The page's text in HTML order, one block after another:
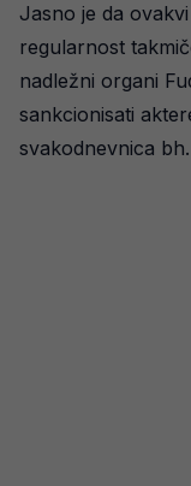
Jasno je da
regularnost
nadležni organi
sankcionisati
svakodnevnica